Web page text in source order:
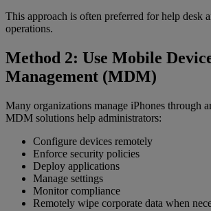
This approach is often preferred for help desk
operations.
Method 2: Use Mobile
Management (MDM)
Many organizations manage iPhones through
MDM solutions help administrators:
Configure devices remotely
Enforce security policies
Deploy applications
Manage settings
Monitor compliance
Remotely wipe corporate data when